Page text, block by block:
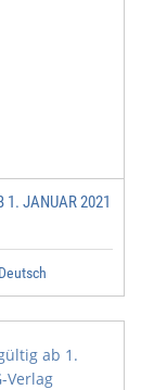
gesetzliche
1. JANUAR 2021
Deutsch